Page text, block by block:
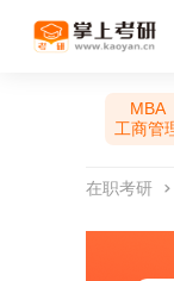
MBA
工商管
在职考研